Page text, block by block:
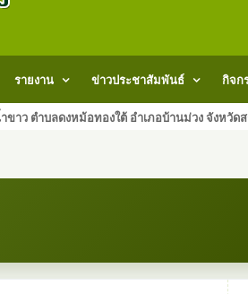
รายงาน ข่าวประชาสัมพันธ์ กิจก
ขาว ตำบลดงหม้อทองใต้ อำเภอบ้านม่วง จัง